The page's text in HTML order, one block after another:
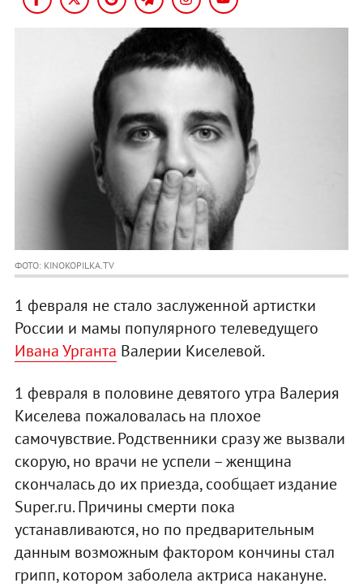
ФОТО: KINOKOPILKA.TV
1 февраля не стало заслуженной артистки
России и мамы популярного телеведущего
Ивана Урганта Валерии Киселевой.
1 февраля в половине девятого утра Валерия
Киселева пожаловалась на плохое
самочувствие. Родственники сразу же вызвали
скорую, но врачи не успели – женщина
скончалась до их приезда, сообщает издание
Super.ru. Причины смерти пока
устанавливаются, но по предварительным
данным возможным фактором кончины стал
грипп, котором заболела актриса накануне.